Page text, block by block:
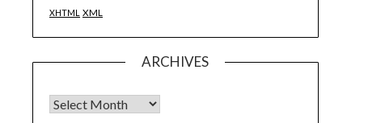
XHTML XML
ARCHIVES
Archives